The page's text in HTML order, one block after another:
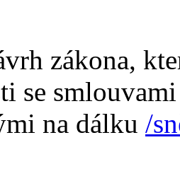
zákona,
se
na dálku /